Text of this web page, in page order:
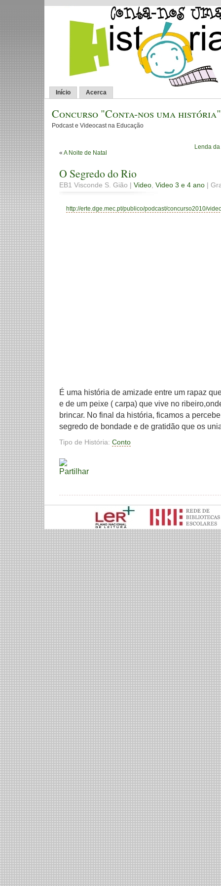
Início Acerca
Concurso "Conta-nos uma história"
Podcast e Videocast na Educação
« A Noite de Natal
Lenda
O Segredo do Rio
EB1 Visconde S. Gião | Video, Video 3 e 4 ano |
http://erte.dge.mec.pt/publico/podcast/concurso2010/
É uma história de amizade entre um rapaz
e de um peixe ( carpa) que vive no
brincar. No final da história, ficamos a
segredo de bondade e de gratidão que os
Tipo de História: Conto